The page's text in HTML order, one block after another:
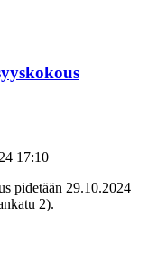
17:10
pidetään 29.10.2024
2).